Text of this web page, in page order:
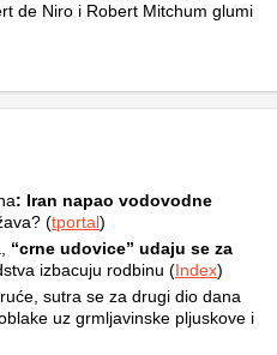
de Niro i Robert Mitchum glumi
: Iran napao vodovodne
(tportal)
“crne udovice” udaju se za
izbacuju rodbinu (Index)
sutra se za drugi dio dana
uz grmljavinske pljuskove i